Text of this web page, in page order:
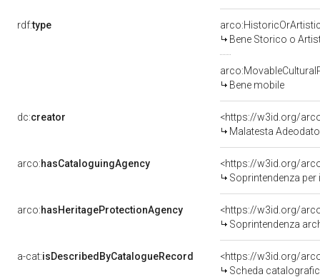
rdf:type
Bene Storico o
Bene mobile
dc:creator
<https://w3id.org/
Malatesta
arco:hasCataloguingAgency
<https://w3id.org/
Soprintendenza per i
arco:hasHeritageProtectionAgency
<https://w3id.org/
Soprintendenza
a-cat:isDescribedByCatalogueRecord
<https://w3id.org/
Scheda